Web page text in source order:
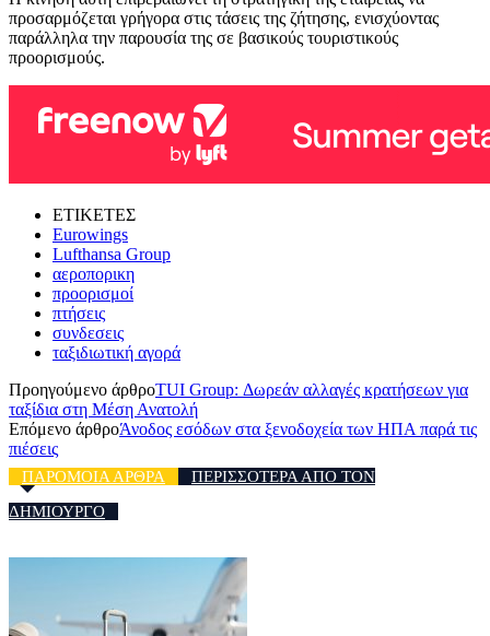
προσαρμόζεται γρήγορα στις τάσεις της ζήτησης, ενισχύοντας
παράλληλα την παρουσία της σε βασικούς τουριστικούς
προορισμούς.
ΕΤΙΚΕΤΕΣ
Eurowings
Lufthansa Group
αεροπορικη
προορισμοί
πτήσεις
συνδεσεις
ταξιδιωτική αγορά
Προηγούμενο άρθροTUI Group: Δωρεάν αλλαγές κρατήσεων για
ταξίδια στη Μέση Ανατολή
Επόμενο άρθροΆνοδος εσόδων στα ξενοδοχεία των ΗΠΑ παρά τις
πιέσεις
ΠΑΡΟΜΟΙΑ ΑΡΘΡΑ
ΠΕΡΙΣΣΟΤΕΡΑ ΑΠΟ ΤΟΝ
ΔΗΜΙΟΥΡΓΟ